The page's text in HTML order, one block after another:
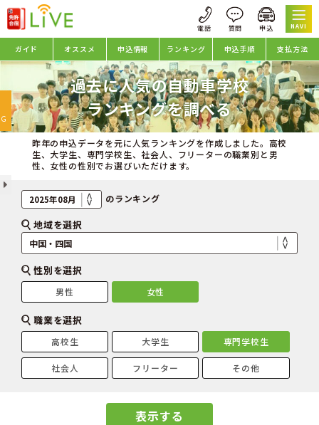
NAVI
ガイド オススメ 申込情報 ランキング 申込手順 支払方法
過去に人気の自動車学校
ランキングを調べる
昨年の申込データを元に人気ランキングを作成しました。高校
生、大学生、専門学校生、社会人、フリーターの職業別と男
性、女性の性別でお選びいただけます。
のランキング
地域を選択
性別を選択
男性 女性
職業を選択
高校生 大学生 専門学校生
社会人 フリーター その他
表示する